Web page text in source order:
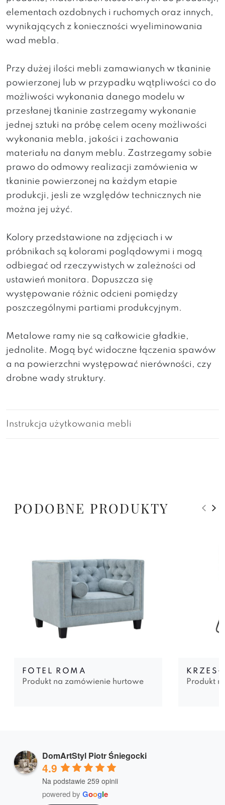
elementach ozdobnych i ruchomych oraz innych,
wynikających z konieczności wyeliminowania
wad mebla.
Przy dużej ilości mebli zamawianych w tkaninie
powierzonej lub w przypadku wątpliwości co do
możliwości wykonania danego modelu w
przesłanej tkaninie zastrzegamy wykonanie
jednej sztuki na próbę celem oceny możliwości
wykonania mebla, jakości i zachowania
materiału na danym meblu. Zastrzegamy sobie
prawo do odmowy realizacji zamówienia w
tkaninie powierzonej na każdym etapie
produkcji, jesli ze względów technicznych nie
można jej użyć.
Kolory przedstawione na zdjęciach i w
próbnikach są kolorami poglądowymi i mogą
odbiegać od rzeczywistych w zależności od
ustawień monitora. Dopuszcza się
występowanie różnic odcieni pomiędzy
poszczególnymi partiami produkcyjnym.
Metalowe ramy nie są całkowicie gładkie,
jednolite. Mogą być widoczne łączenia spawów
a na powierzchni występować nierówności, czy
drobne wady struktury.
Instrukcja użytkowania mebli
PODOBNE PRODUKTY
FOTEL ROMA
Produkt na zamówienie hurtowe
Produkt
DomArtStyl Piotr Śniegocki
4.9
Na podstawie 259 opinii
powered by Google